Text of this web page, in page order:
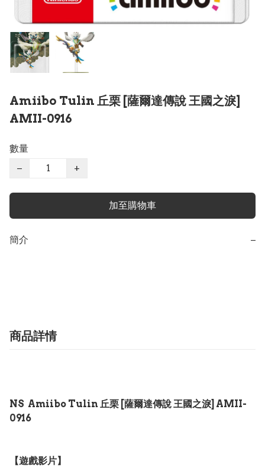
Amiibo Tulin 丘栗 [薩爾達傳說 王國之淚]
AMII-0916
數量
−
+
加至購物車
簡介 −
商品詳情
NS Amiibo Tulin 丘栗 [薩爾達傳說 王國之淚] AMII-
0916
【遊戲影片】